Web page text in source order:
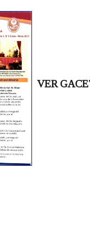
VER